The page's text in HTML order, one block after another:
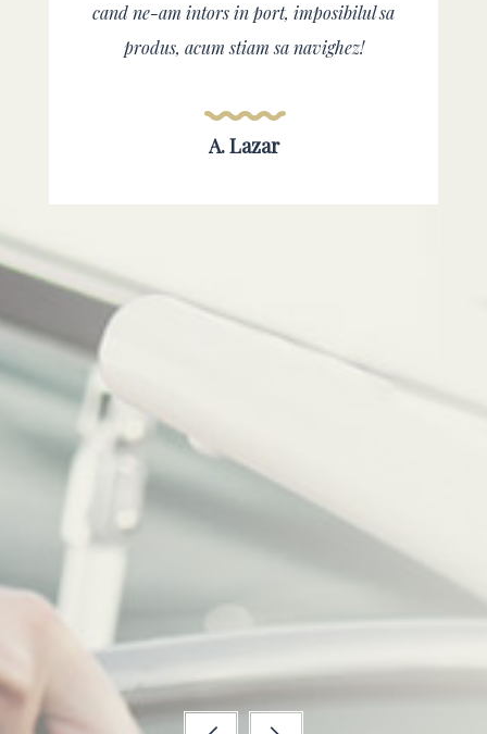
cand ne-am intors in port, imposibilul sa
produs, acum stiam sa navighez!
A. Lazar